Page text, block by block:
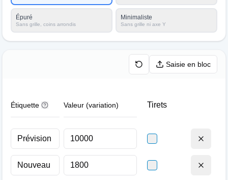
Épuré
Sans grille, coins arrondis
Minimaliste
Sans grille ni axe Y
Saisie en bloc
Étiquette Valeur (variation) Tirets